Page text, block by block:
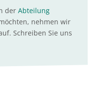
der Abteilung
nehmen wir
Schreiben Sie uns